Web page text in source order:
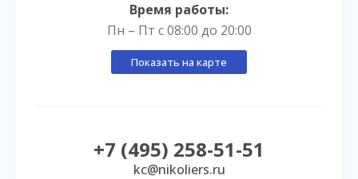
Время работы:
Пн – Пт с 08:00 до 20:00
Показать на карте
+7 (495) 258-51-51
kc@nikoliers.ru